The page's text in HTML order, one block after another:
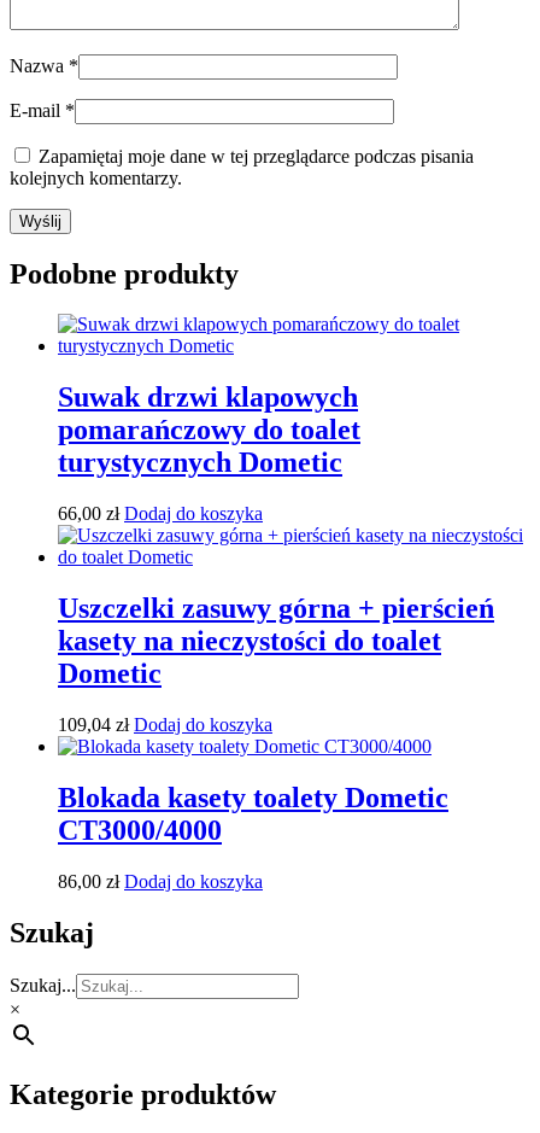
Nazwa *
E-mail *
Zapamiętaj moje dane w tej przeglądarce podczas pisania
kolejnych komentarzy.
Podobne produkty
Suwak drzwi klapowych
pomarańczowy do toalet
turystycznych Dometic
66,00 zł Dodaj do koszyka
Uszczelki zasuwy górna + pierścień
kasety na nieczystości do toalet
Dometic
109,04 zł Dodaj do koszyka
Blokada kasety toalety Dometic
CT3000/4000
86,00 zł Dodaj do koszyka
Szukaj
Szukaj...
×
Kategorie produktów